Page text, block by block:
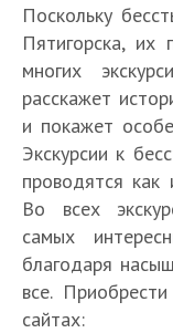
Поскольку
Пятигорска,
многих
расскажет
и покажет
Экскурсии к
проводятся как
Во всех
самых
благодаря
все.
сайтах: